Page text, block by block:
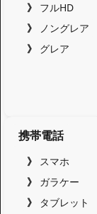
フルHD
ノングレア
グレア
携帯電話
スマホ
ガラケー
タブレット